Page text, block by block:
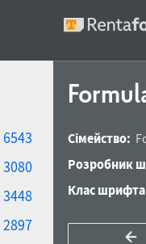
6543
3080
3448
2897
Сімейство:
Розробник
Клас